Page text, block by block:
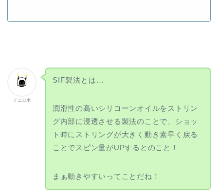
テニロボ
SIF製法とは…
潤滑性の高いシリコーンオイルをストリン
グ内部に浸透させる製法のことで、ショッ
ト時にストリングが大きく動き素早く戻る
ことでスピン量がUPするとのこと！
まぁ動きやすいってことだね！